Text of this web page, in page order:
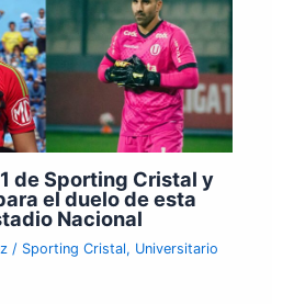
de Sporting Cristal y
el duelo de esta
Nacional
/ Sporting Cristal, Universitario